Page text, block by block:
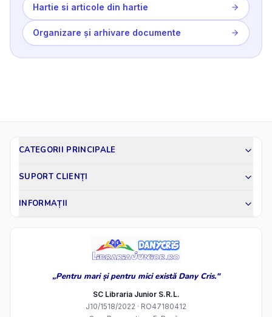
Hartie si articole din hartie
Organizare și arhivare documente
CATEGORII PRINCIPALE
SUPORT CLIENȚI
INFORMAȚII
„Pentru mari și pentru mici există Dany Cris."
SC Libraria Junior S.R.L.
J10/1518/2022 · RO47180412